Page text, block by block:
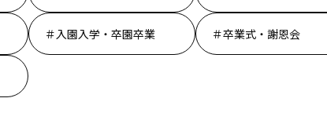
入園入学・卒園卒業 卒業式・謝恩会